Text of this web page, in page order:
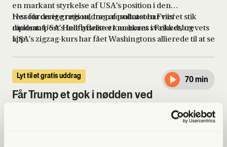
en markant styrkelse af USA’s position i den
ressourcerige region, men resultatet har været stik
modsat: USA’s indflydelse er markant svækket, og
USA’s zigzag-kurs har fået Washingtons allierede til at se
væsentligt svagere, efter at det for et par år siden så ud,
som om Israel havde haft held til at neutralisere sine
fjender.
Her får du et gratis uddrag af podcasten Friis'
diplomatpost. Hele afsnittet kan høres i Frihedsbrevets
app.
Lyt til et gratis uddrag
Får Trump et gok i nødden ved
70 min